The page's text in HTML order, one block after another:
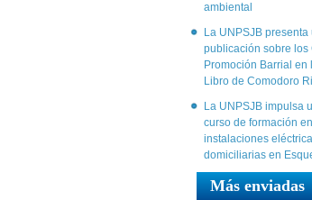
ambiental
La UNPSJB presenta
publicación sobre los
Promoción Barrial en
Libro de Comodoro
La UNPSJB impulsa
curso de formación en
instalaciones
domiciliarias en
Más enviadas